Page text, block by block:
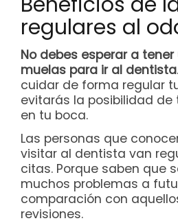
regulares al
No debes esperar a
muelas para ir al dentista
cuidar de forma regular
evitarás la posibilidad de
en tu boca.
Las personas que
visitar al dentista van
citas. Porque saben que
muchos problemas a
comparación con
revisiones.